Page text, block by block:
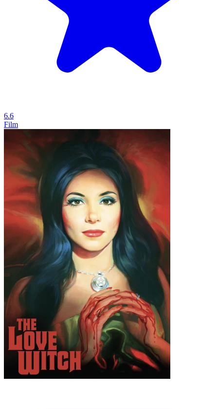
6.6
Film